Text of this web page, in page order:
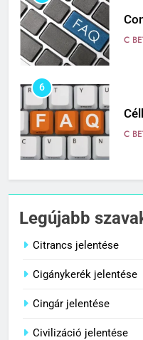
C
6
C
7
C
8
Legújabb
Citrancs jelentése
Cigánykerék jelentése
Cingár jelentése
Civilizáció jelentése